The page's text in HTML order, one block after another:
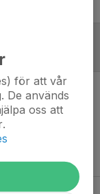
för att vår
De används
oss att